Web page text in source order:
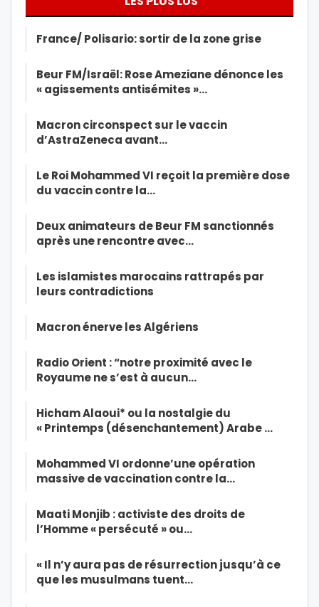
France/ Polisario: sortir de la zone grise
Beur FM/Israël: Rose Ameziane dénonce les
« agissements antisémites »…
Macron circonspect sur le vaccin
d’AstraZeneca avant…
Le Roi Mohammed VI reçoit la première dose
du vaccin contre la…
Deux animateurs de Beur FM sanctionnés
après une rencontre avec…
Les islamistes marocains rattrapés par
leurs contradictions
Macron énerve les Algériens
Radio Orient : “notre proximité avec le
Royaume ne s’est à aucun…
Hicham Alaoui* ou la nostalgie du
« Printemps (désenchantement) Arabe …
Mohammed VI ordonne’une opération
massive de vaccination contre la…
Maati Monjib : activiste des droits de
l’Homme « persécuté » ou…
« Il n’y aura pas de résurrection jusqu’à ce
que les musulmans tuent…